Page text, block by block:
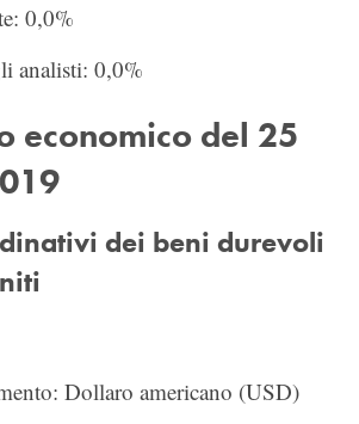
0,0%
analisti: 0,0%
economico del 25
dei beni durevoli
Dollaro americano (USD)